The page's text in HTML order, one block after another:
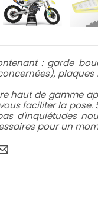
: garde
haut de gamme
faciliter la pose.
d'inquiétudes
pour un